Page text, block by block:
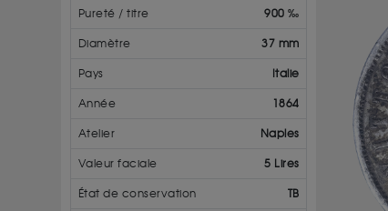
Pureté / titre 900 ‰
Diamètre 37 mm
Pays Italie
Année 1864
Atelier Naples
Valeur faciale 5 Lires
État de conservation TB